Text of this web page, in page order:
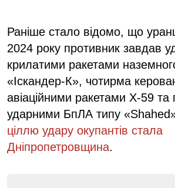
Раніше стало відомо, що
2024 року противник завдав
крилатими ракетами
«Іскандер-К», чотирма
авіаційними ракетами Х-59 та
ударними БпЛА типу
ціллю удару окупантів стала
Дніпропетровщина.